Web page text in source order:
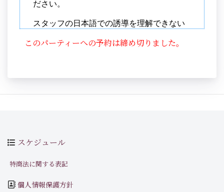
このパーティーへの予約は締め切りました。
スケジュール
特商法に関する表記
個人情報保護方針